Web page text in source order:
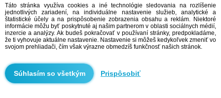
Mám záujem
Táto stránka využíva cookies a iné technológie sledovania na rozlíšenie
jednotlivých zariadení, na individuálne nastavenie služieb, analytické a
štatistické účely a na prispôsobenie zobrazenia obsahu a reklám. Niektoré
informácie môžu byť poskytnuté aj našim partnerom v oblasti sociálnych médií,
inzercie a analýzy. Ak budeš pokračovať v používaní stránky, predpokladáme,
že ti vyhovuje aktuálne nastavenie. Nastavenie si môžeš kedykoľvek zmeniť vo
svojom prehliadači, čím však výrazne obmedzíš funkčnosť našich stránok.
Prispôsobiť